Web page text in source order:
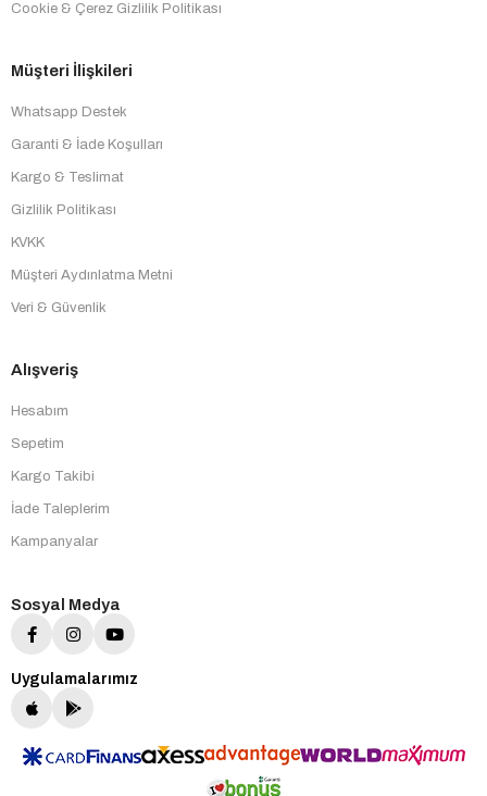
Cookie & Çerez Gizlilik Politikası
Müşteri İlişkileri
Whatsapp Destek
Garanti & İade Koşulları
Kargo & Teslimat
Gizlilik Politikası
KVKK
Müşteri Aydınlatma Metni
Veri & Güvenlik
Alışveriş
Hesabım
Sepetim
Kargo Takibi
İade Taleplerim
Kampanyalar
Sosyal Medya
Uygulamalarımız